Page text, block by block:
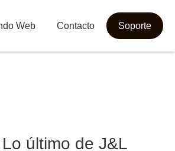
Web Contacto Soporte
Lo último de J&L